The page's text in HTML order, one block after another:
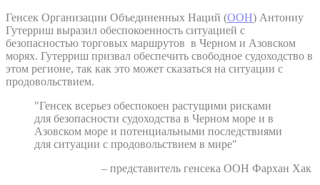
Генсек Организации Объединенных Наций (ООН) Антониу
Гутерриш выразил обеспокоенность ситуацией с
безопасностью торговых маршрутов в Черном и Азовском
морях. Гутерриш призвал обеспечить свободное судоходство в
этом регионе, так как это может сказаться на ситуации с
продовольствием.
"Генсек всерьез обеспокоен растущими рисками
для безопасности судоходства в Черном море и в
Азовском море и потенциальными последствиями
для ситуации с продовольствием в мире"
– представитель генсека ООН Фархан Хак